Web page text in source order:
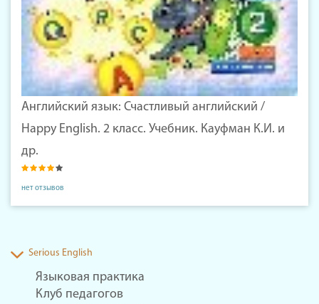
Английский язык: Счастливый английский /
Happy English. 2 класс. Учебник. Кауфман К.И. и
др.
нет отзывов
Serious English
Языковая практика
Клуб педагогов